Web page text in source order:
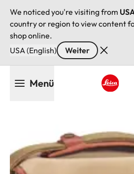
We noticed you're visiting from
country or region to view content
shop online.
USA (English)
Weiter
Menü